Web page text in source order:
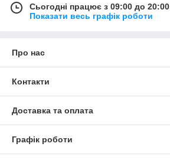
Сьогодні працює з 09:00 до 20:00
Показати весь графік роботи
Про нас
Контакти
Доставка та оплата
Графік роботи